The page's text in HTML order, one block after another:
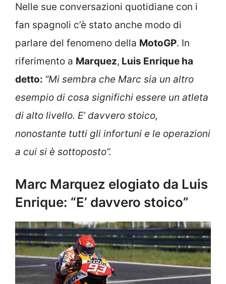
Nelle sue conversazioni quotidiane con i
fan spagnoli c’è stato anche modo di
parlare del fenomeno della MotoGP. In
riferimento a Marquez, Luis Enrique ha
detto: “Mi sembra che Marc sia un altro
esempio di cosa significhi essere un atleta
di alto livello. E’ davvero stoico,
nonostante tutti gli infortuni e le operazioni
a cui si è sottoposto”.
Marc Marquez elogiato da Luis
Enrique: “E’ davvero stoico”